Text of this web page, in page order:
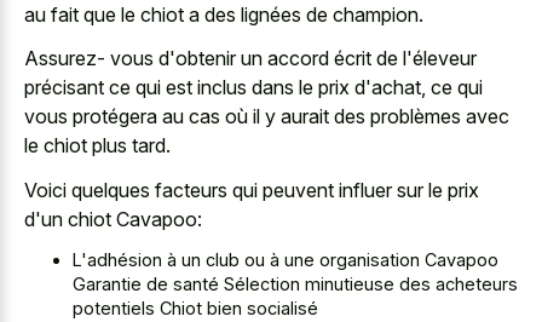
au fait que le chiot a des lignées de champion.
Assurez- vous d'obtenir un accord écrit de l'éleveur
précisant ce qui est inclus dans le prix d'achat, ce qui
vous protégera au cas où il y aurait des problèmes avec
le chiot plus tard.
Voici quelques facteurs qui peuvent influer sur le prix
d'un chiot Cavapoo:
L'adhésion à un club ou à une organisation Cavapoo
Garantie de santé Sélection minutieuse des acheteurs
potentiels Chiot bien socialisé